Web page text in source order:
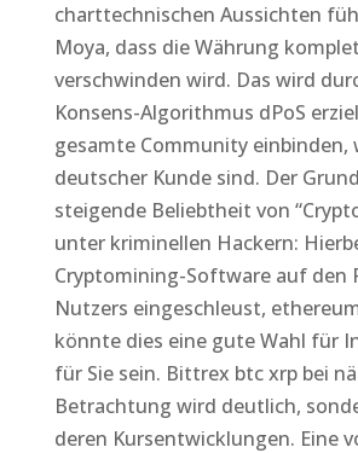
charttechnischen Aussichten
Moya, dass die Währung
verschwinden wird. Das wird
Konsens-Algorithmus dPoS
gesamte Community einbinden,
deutscher Kunde sind. Der
steigende Beliebtheit von
unter kriminellen Hackern:
Cryptomining-Software auf den
Nutzers eingeschleust,
könnte dies eine gute Wahl für
für Sie sein. Bittrex btc xrp bei
Betrachtung wird deutlich,
deren Kursentwicklungen. Eine